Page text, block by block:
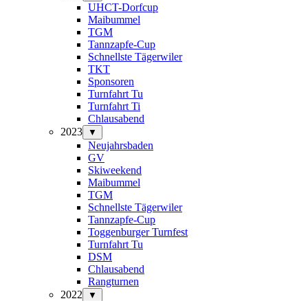
UHCT-Dorfcup
Maibummel
TGM
Tannzapfe-Cup
Schnellste Tägerwiler
TKT
Sponsoren
Turnfahrt Tu
Turnfahrt Ti
Chlausabend
2023
▼
Neujahrsbaden
GV
Skiweekend
Maibummel
TGM
Schnellste Tägerwiler
Tannzapfe-Cup
Toggenburger Turnfest
Turnfahrt Tu
DSM
Chlausabend
Rangturnen
2022
▼